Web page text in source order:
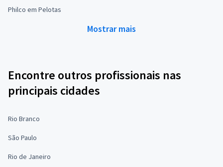
Philco em Pelotas
Mostrar mais
Encontre outros profissionais nas
principais cidades
Rio Branco
São Paulo
Rio de Janeiro